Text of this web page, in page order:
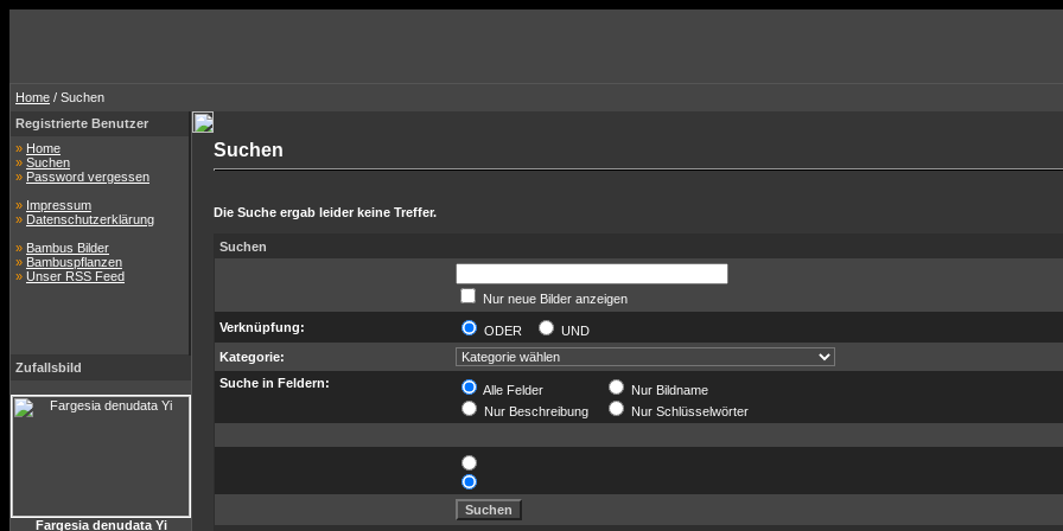
Home / Suchen
Registrierte Benutzer
» Home
» Suchen
» Password vergessen
» Impressum
» Datenschutzerklärung
» Bambus Bilder
» Bambuspflanzen
» Unser RSS Feed
Zufallsbild
Fargesia denudata Yi
Suchen
Die Suche ergab leider keine Treffer.
Suchen
Nur neue Bilder anzeigen
Verknüpfung:
ODER
UND
Kategorie:
Suche in Feldern:
Alle Felder
Nur Bildname
Nur Beschreibung
Nur Schlüsselwörter